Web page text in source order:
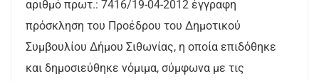
αριθμό πρωτ.: 7416/19-04-2012 έγγραφη
πρόσκληση του Προέδρου του Δημοτικού
Συμβουλίου Δήμου Σιθωνίας, η οποία επιδόθηκε
και δημοσιεύθηκε νόμιμα, σύμφωνα με τις